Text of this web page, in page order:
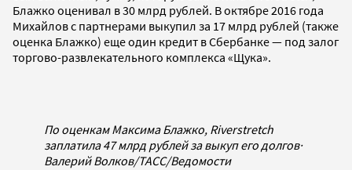
Блажко оценивал в 30 млрд рублей. В октябре 2016 года
Михайлов с партнерами выкупил за 17 млрд рублей (также
оценка Блажко) еще один кредит в Сбербанке — под залог
торгово-развлекательного комплекса «Щука».
По оценкам Максима Блажко, Riverstretch
заплатила 47 млрд рублей за выкуп его долгов·
Валерий Волков/ТАСС/Ведомости